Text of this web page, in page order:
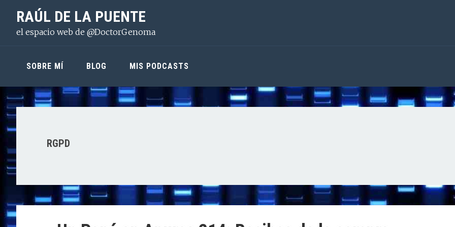
principal
contenido
lateral
RAÚL DE LA PUENTE
el espacio web de @DoctorGenoma
SOBRE MÍ BLOG MIS PODCASTS
RGPD